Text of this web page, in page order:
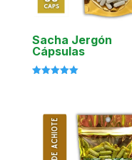
Sacha Jergón
Cápsulas